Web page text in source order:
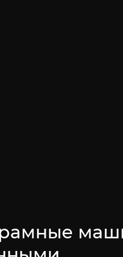
рамные